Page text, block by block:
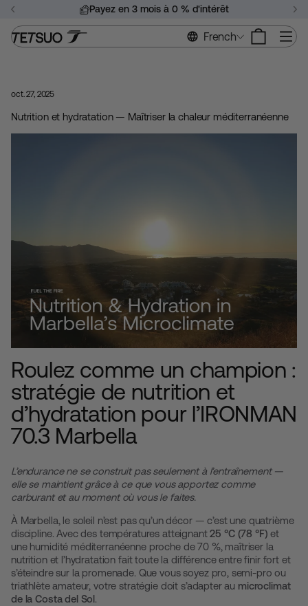
Passer
contenu
Suspendre
diaporama
Payez en 3 mois à 0 % d'intérêt
French
oct. 27, 2025
Nutrition et hydratation — Maîtriser la chaleur méditerranéenne
Roulez comme un champion :
stratégie de nutrition et
d’hydratation pour l’IRONMAN
70.3 Marbella
L’endurance ne se construit pas seulement à l’entraînement —
elle se maintient grâce à ce que vous apportez comme
carburant et au moment où vous le faites.
À Marbella, le soleil n’est pas qu’un décor — c’est une quatrième
discipline. Avec des températures atteignant25 °C (78 °F) et
une humidité méditerranéenne proche de 70 %, maîtriser la
nutrition et l’hydratation fait toute la différence entre finir fort et
s’éteindre sur la promenade. Que vous soyez pro, semi-pro ou
triathlète amateur, votre stratégie doit s’adapter au microclimat
de la Costa del Sol.